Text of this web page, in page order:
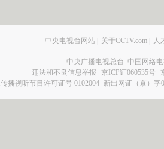
中央电视台网站 | 关于CCTV.com | 人
中央广播电视总台 中国网络
违法和不良信息举报
京ICP证060535号
播视听节目许可证号 0102004 新出网证（京）